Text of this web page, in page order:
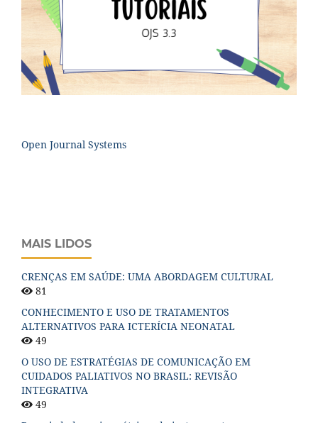
Open Journal Systems
MAIS LIDOS
CRENÇAS EM SAÚDE: UMA ABORDAGEM CULTURAL
81
CONHECIMENTO E USO DE TRATAMENTOS
ALTERNATIVOS PARA ICTERÍCIA NEONATAL
49
O USO DE ESTRATÉGIAS DE COMUNICAÇÃO EM
CUIDADOS PALIATIVOS NO BRASIL: REVISÃO
INTEGRATIVA
49